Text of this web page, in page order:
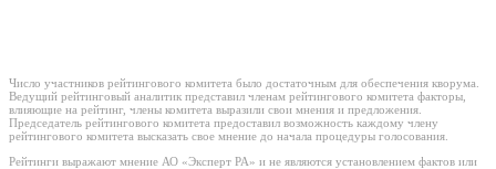
Число участников рейтингового комитета было достаточным для обеспечения кворума.
Ведущий рейтинговый аналитик представил членам рейтингового комитета факторы,
влияющие на рейтинг, члены комитета выразили свои мнения и предложения.
Председатель рейтингового комитета предоставил возможность каждому члену
рейтингового комитета высказать свое мнение до начала процедуры голосования.
Рейтинги выражают мнение АО «Эксперт РА» и не являются установлением фактов или